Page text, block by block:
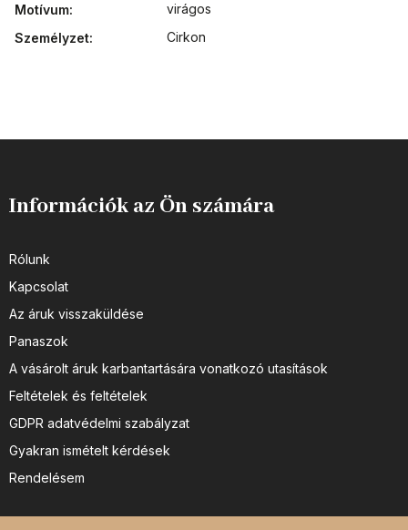
Motívum:
virágos
Személyzet: Cirkon
Információk az Ön számára
Rólunk
Kapcsolat
Az áruk visszaküldése
Panaszok
A vásárolt áruk karbantartására vonatkozó utasítások
Feltételek és feltételek
GDPR adatvédelmi szabályzat
Gyakran ismételt kérdések
Rendelésem